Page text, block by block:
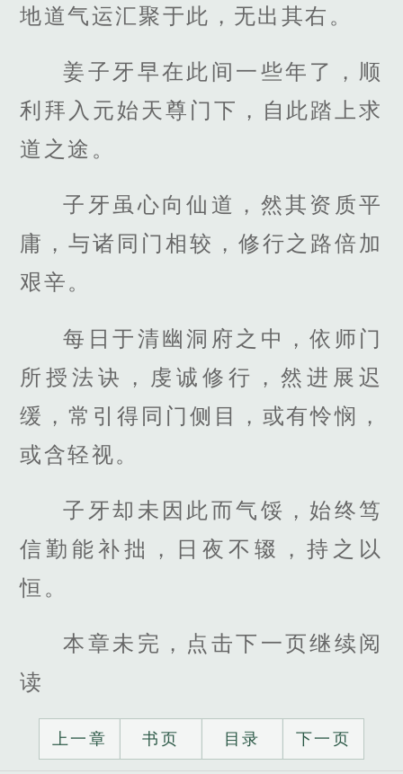
地道气运汇聚于此，无出其右。
姜子牙早在此间一些年了，顺
利拜入元始天尊门下，自此踏上求
道之途。
子牙虽心向仙道，然其资质平
庸，与诸同门相较，修行之路倍加
艰辛。
每日于清幽洞府之中，依师门
所授法诀，虔诚修行，然进展迟
缓，常引得同门侧目，或有怜悯，
或含轻视。
子牙却未因此而气馁，始终笃
信勤能补拙，日夜不辍，持之以
恒。
本章未完，点击下一页继续阅
读
上一章 书页 目录 下一页